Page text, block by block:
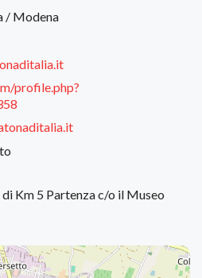
/ Modena
profile.php?
Km 5 Partenza c/o il Museo